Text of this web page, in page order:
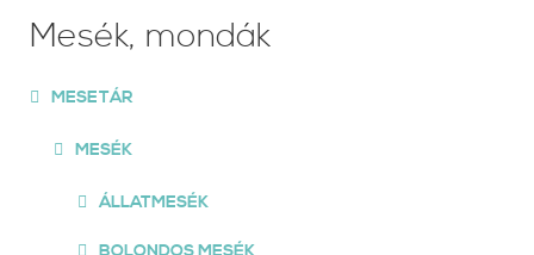
Mesék, mondák
MESETÁR
MESÉK
ÁLLATMESÉK